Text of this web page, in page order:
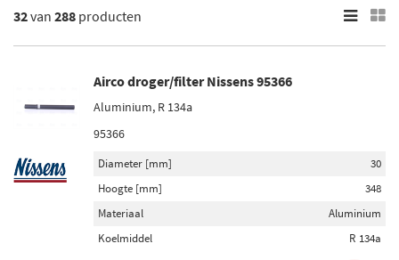
×
Resultaten
Diederichs (7)
Nissens (25)
Ava Cooling (24)
32van 288 producten
Airco droger/filter Nissens 95366
Aluminium, R 134a
95366
Diameter [mm]
30
Hoogte [mm]
348
Materiaal
Aluminium
Koelmiddel
R 134a